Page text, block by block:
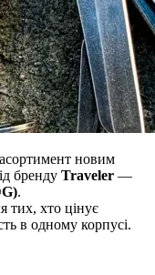
новим
бренду Traveler —
.
тих, хто цінує
в одному корпусі.